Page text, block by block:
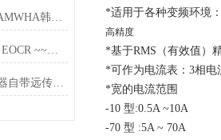
南韩EOCR电动机保护器SAMWHA韩国三和电子式继电器
施耐德韩国三和SAMWHA EOCR ~~唐山韩雅电气春节放假通知
EOCR3E420智能马达保护器自带远传输出模块
*适用于各种变频环境
高精度
*基于RMS（有效值）
*可作为电流表：3相电
*宽的电流范围
-10 型:0.5A ~10A
-70 型 :5A ~ 70A